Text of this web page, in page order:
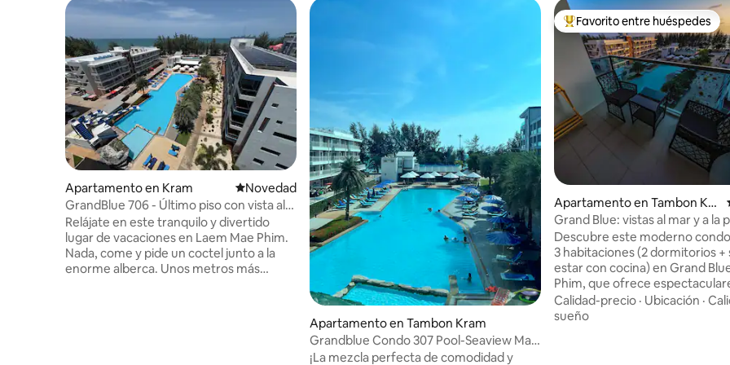
Apartamento en Kram Lugar para hospedarse
Novedad
GrandBlue 706 - Último piso con vista al
mar
Relájate en este tranquilo y divertido
lugar de vacaciones en Laem Mae Phim.
Nada, come y pide un coctel junto a la
enorme alberca. Unos metros más
Apartamento en Tambon Kram
Grandblue Condo 307 Pool-Seaview Mae
Phim Rayong
¡La mezcla perfecta de comodidad y
Favorito entre huéspedes
Favorito entre huéspedes
Apartamento en Tambon Kra
m
Grand Blue: vistas al mar y a la
Descubre este moderno
3 habitaciones (2 dormitorios +
estar con cocina) en Grand
Phim, que ofrece
mar y a la piscina. Totalmente
con lavadora-secadora y todos
Calidad-precio · Ubicación ·
sueño